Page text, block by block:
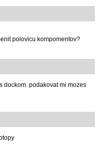
polovicu kompomentov?
dockom. podakovat mi mozes